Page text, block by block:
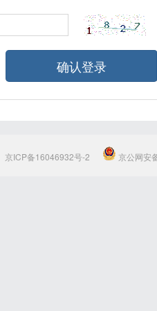
确认登录
京ICP备16046932号-2 京公网安